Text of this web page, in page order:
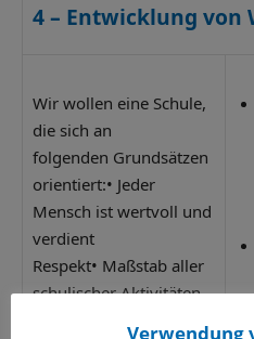
4 – Entwicklung von
Wir wollen eine Schule,
die sich an
folgenden Grundsätzen
orientiert:• Jeder
Mensch ist wertvoll und
verdient
Respekt• Maßstab aller
schulischer Aktivitäten
Verwendung